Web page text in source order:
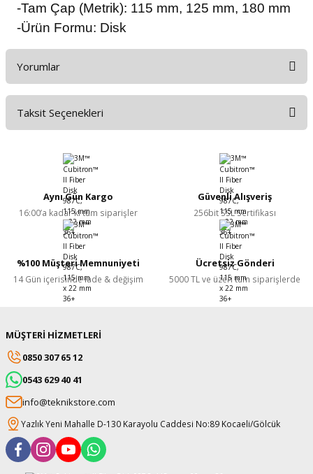
-Tam Çap (Metrik): 115 mm, 125 mm, 180 mm
-Ürün Formu: Disk
Yorumlar
Taksit Seçenekleri
Aynı Gün Kargo
16:00’a kadar ki tüm siparişler
Güvenli Alışveriş
256bit SSL Sertifikası
%100 Müşteri Memnuniyeti
14 Gün içerisinde iade & değişim
Ücretsiz Gönderi
5000 TL ve üzeri tüm siparişlerde
MÜŞTERİ HİZMETLERİ
0850 307 65 12
0543 629 40 41
info@teknikstore.com
Yazlık Yeni Mahalle D-130 Karayolu Caddesi No:89 Kocaeli/Gölcük